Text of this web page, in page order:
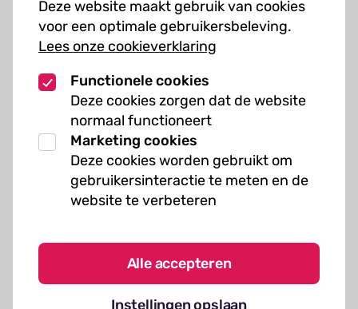
Deze website maakt gebruik van cookies
voor een optimale gebruikersbeleving.
Lees onze cookieverklaring
Functionele cookies
Deze cookies zorgen dat de website
normaal functioneert
Marketing cookies
Deze cookies worden gebruikt om
gebruikersinteractie te meten en de
website te verbeteren
Alle accepteren
Instellingen opslaan
Muziekcursussen
Kunst cursussen
Over ons
Organisatie
Werken bij Kielzog
Veelgestelde vragen
Algemene voorwaarden